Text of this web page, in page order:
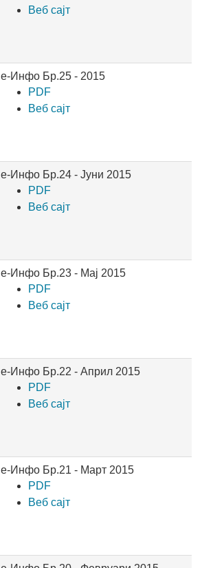
Веб сајт
е-Инфо Бр.25 - 2015
PDF
Веб сајт
е-Инфо Бр.24 - Јуни 2015
PDF
Веб сајт
е-Инфо Бр.23 - Мај 2015
PDF
Веб сајт
е-Инфо Бр.22 - Април 2015
PDF
Веб сајт
е-Инфо Бр.21 - Март 2015
PDF
Веб сајт